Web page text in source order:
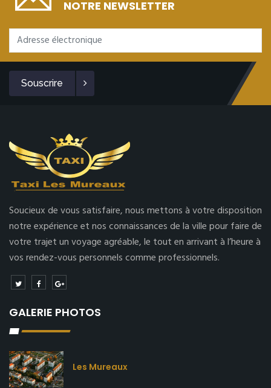
NOTRE NEWSLETTER
Souscrire
Soucieux de vous satisfaire, nous mettons à votre disposition
notre expérience et nos connaissances de la ville pour faire de
votre trajet un voyage agréable, le tout en arrivant à l’heure à
vos rendez-vous personnels comme professionnels.
GALERIE PHOTOS
Les Mureaux